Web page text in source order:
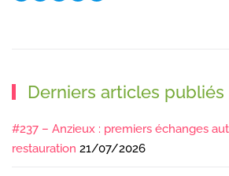
Derniers articles publiés
#237 – Anzieux : premiers échanges
restauration 21/07/2026